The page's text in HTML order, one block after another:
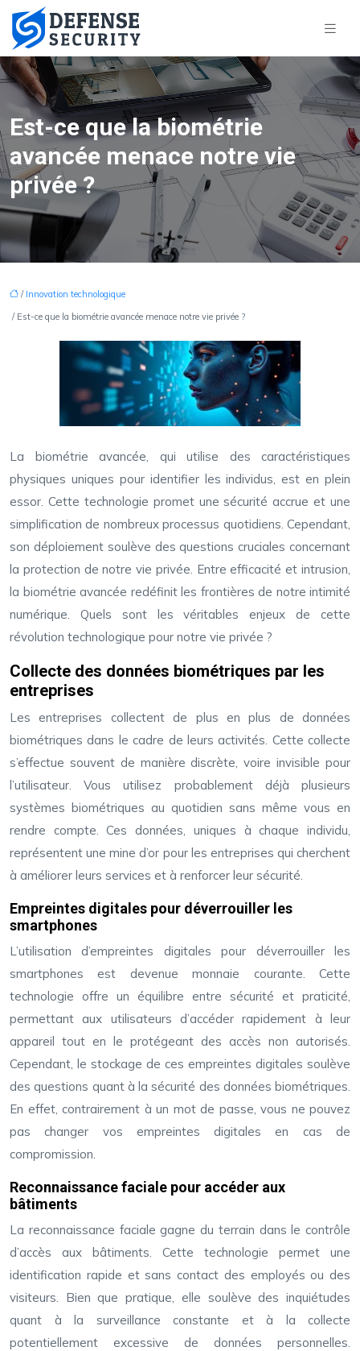
Est-ce que la biométrie
avancée menace notre vie
privée ?
/ Innovation technologique
/ Est-ce que la biométrie avancée menace notre vie privée ?
La biométrie avancée, qui utilise des caractéristiques
physiques uniques pour identifier les individus, est en plein
essor. Cette technologie promet une sécurité accrue et une
simplification de nombreux processus quotidiens. Cependant,
son déploiement soulève des questions cruciales concernant
la protection de notre vie privée. Entre efficacité et intrusion,
la biométrie avancée redéfinit les frontières de notre intimité
numérique. Quels sont les véritables enjeux de cette
révolution technologique pour notre vie privée ?
Collecte des données biométriques par les
entreprises
Les entreprises collectent de plus en plus de données
biométriques dans le cadre de leurs activités. Cette collecte
s’effectue souvent de manière discrète, voire invisible pour
l’utilisateur. Vous utilisez probablement déjà plusieurs
systèmes biométriques au quotidien sans même vous en
rendre compte. Ces données, uniques à chaque individu,
représentent une mine d’or pour les entreprises qui cherchent
à améliorer leurs services et à renforcer leur sécurité.
Empreintes digitales pour déverrouiller les
smartphones
L’utilisation d’empreintes digitales pour déverrouiller les
smartphones est devenue monnaie courante. Cette
technologie offre un équilibre entre sécurité et praticité,
permettant aux utilisateurs d’accéder rapidement à leur
appareil tout en le protégeant des accès non autorisés.
Cependant, le stockage de ces empreintes digitales soulève
des questions quant à la sécurité des données biométriques.
En effet, contrairement à un mot de passe, vous ne pouvez
pas changer vos empreintes digitales en cas de
compromission.
Reconnaissance faciale pour accéder aux
bâtiments
La reconnaissance faciale gagne du terrain dans le contrôle
d’accès aux bâtiments. Cette technologie permet une
identification rapide et sans contact des employés ou des
visiteurs. Bien que pratique, elle soulève des inquiétudes
quant à la surveillance constante et à la collecte
potentiellement excessive de données personnelles.